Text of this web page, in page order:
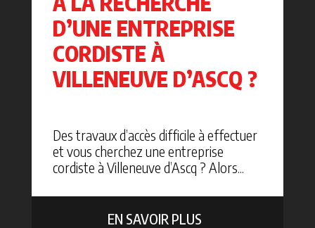
D’UNE ENTREPRISE
CORDISTE À
VILLENEUVE D’ASCQ ?
Des travaux d’accès difficile à effectuer
et vous cherchez une entreprise
cordiste à Villeneuve d’Ascq ? Alors...
EN SAVOIR PLUS